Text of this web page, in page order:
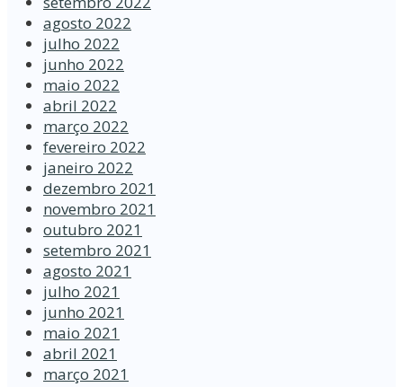
agosto 2022
julho 2022
junho 2022
maio 2022
abril 2022
março 2022
fevereiro 2022
janeiro 2022
dezembro 2021
novembro 2021
outubro 2021
setembro 2021
agosto 2021
julho 2021
junho 2021
maio 2021
abril 2021
março 2021